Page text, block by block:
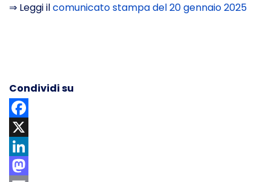
⇒ Leggi ilcomunicato stampa del 20 gennaio 2025
Condividi su
Facebook
X
LinkedIn